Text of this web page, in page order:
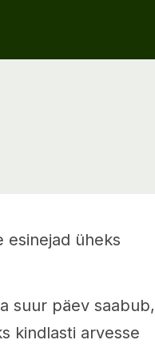
esinejad üheks
suur päev
kindlasti arvesse